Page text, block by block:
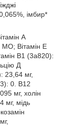
імбир*
А
Вітамін Е
В1 (3а820):
Д
23,64 мг,
0. В12
мг, холін
мг, мідь